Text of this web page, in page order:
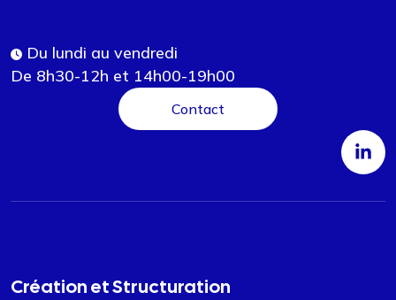
Du lundi au vendredi
De 8h30-12h et 14h00-19h00
Contact
Création et Structuration